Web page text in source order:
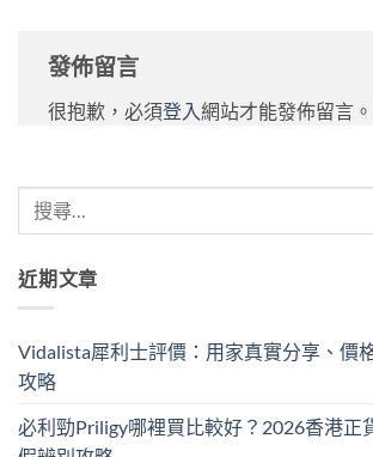
發佈留言
很抱歉，必須登入網站才能發佈留言。
近期文章
Vidalista犀利士評價：用家真實分享、價
攻略
必利勁Priligy哪裡買比較好？2026香港正